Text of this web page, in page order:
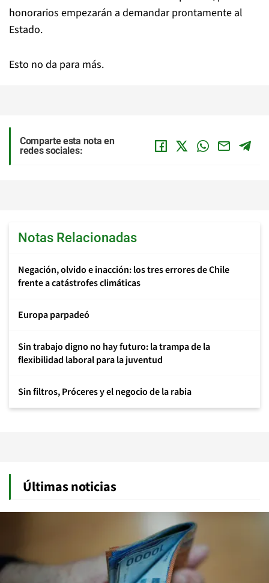
honorarios empezarán a demandar prontamente al
Estado.
Esto no da para más.
Comparte esta nota en
redes sociales:
Notas Relacionadas
Negación, olvido e inacción: los tres errores de Chile
frente a catástrofes climáticas
Europa parpadeó
Sin trabajo digno no hay futuro: la trampa de la
flexibilidad laboral para la juventud
Sin filtros, Próceres y el negocio de la rabia
Últimas noticias